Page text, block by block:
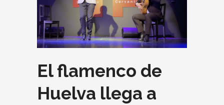
El flamenco de
Huelva llega a